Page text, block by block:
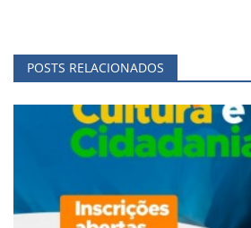
POSTS RELACIONADOS